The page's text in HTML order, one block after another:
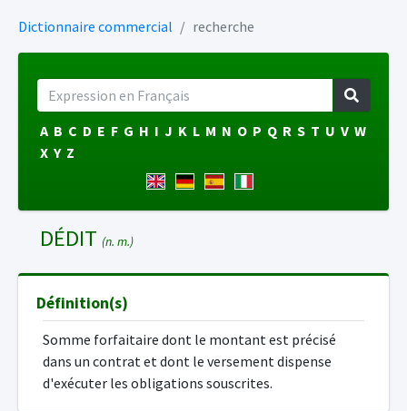
Dictionnaire commercial recherche
A B C D E F G H I J K L M N O P Q R S T U V W
X Y Z
DÉDIT (n. m.)
Définition(s)
Somme forfaitaire dont le montant est précisé
dans un contrat et dont le versement dispense
d'exécuter les obligations souscrites.